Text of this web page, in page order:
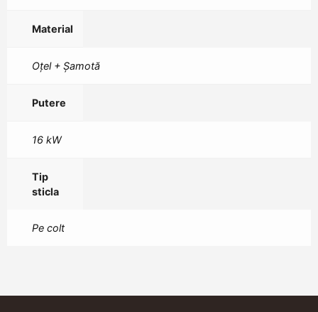
Material
Oțel + Șamotă
Putere
16 kW
Tip
sticla
Pe colt